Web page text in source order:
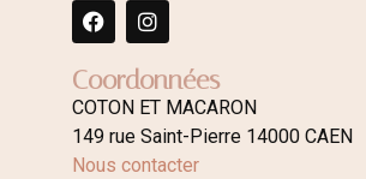
Coordonnées
COTON ET MACARON
149 rue Saint-Pierre 14000 CAEN
Nous contacter